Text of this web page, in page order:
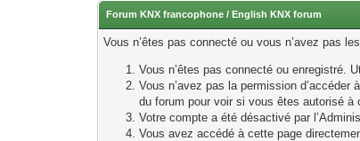
Forum KNX francophone / English KNX forum
Vous n’êtes pas connecté ou vous n’avez pas
Vous n’êtes pas connecté ou enregistré.
Vous n’avez pas la permission
du forum pour voir si vous êtes autorisé à
Votre compte a été désactivé par
Vous avez accédé à cette page